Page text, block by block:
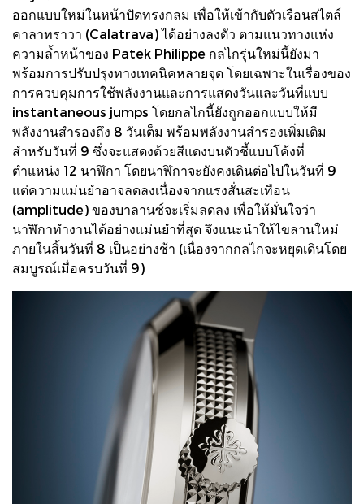
ออกแบบใหม่ในหน้าปัดทรงกลม เพื่อให้เข้ากับตัวเรือนสไตล์
คาลาทราวา (Calatrava) ได้อย่างลงตัว ตามแนวทางแห่ง
ความล้ำหน้าของ Patek Philippe กลไกรุ่นใหม่นี้ยังมา
พร้อมการปรับปรุงทางเทคนิคหลายจุด โดยเฉพาะในเรื่องของ
การควบคุมการใช้พลังงานและการแสดงวันและวันที่แบบ
instantaneous jumps โดยกลไกนี้ยังถูกออกแบบให้มี
พลังงานสำรองถึง 8 วันเต็ม พร้อมพลังงานสำรองเพิ่มเติม
สำหรับวันที่ 9 ซึ่งจะแสดงด้วยสีแดงบนตัวชี้แบบโค้งที่
ตำแหน่ง 12 นาฬิกา โดยนาฬิกาจะยังคงเดินต่อไปในวันที่ 9
แต่ความแม่นยำอาจลดลงเนื่องจากแรงสั่นสะเทือน
(amplitude) ของบาลานซ์จะเริ่มลดลง เพื่อให้มั่นใจว่า
นาฬิกาทำงานได้อย่างแม่นยำที่สุด จึงแนะนำให้ไขลานใหม่
ภายในสิ้นวันที่ 8 เป็นอย่างช้า (เนื่องจากกลไกจะหยุดเดินโดย
สมบูรณ์เมื่อครบวันที่ 9)